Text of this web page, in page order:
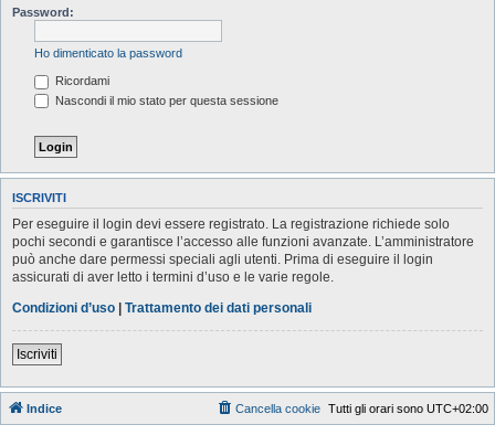
Password:
Ho dimenticato la password
Ricordami
Nascondi il mio stato per questa sessione
ISCRIVITI
Per eseguire il login devi essere registrato. La registrazione richiede solo
pochi secondi e garantisce l’accesso alle funzioni avanzate. L’amministratore
può anche dare permessi speciali agli utenti. Prima di eseguire il login
assicurati di aver letto i termini d’uso e le varie regole.
Condizioni d’uso | Trattamento dei dati personali
Iscriviti
Indice Tutti gli orari sono UTC+02:00
Cancella cookie